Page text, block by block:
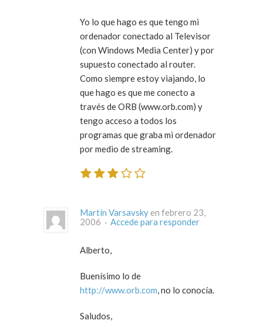
Yo lo que hago es que tengo mi
ordenador conectado al Televisor
(con Windows Media Center) y por
supuesto conectado al router.
Como siempre estoy viajando, lo
que hago es que me conecto a
través de ORB (www.orb.com) y
tengo acceso a todos los
programas que graba mi ordenador
por medio de streaming.
Martín Varsavsky en febrero 23,
2006 · Accede para responder
Alberto,
Buenísimo lo de
http://www.orb.com, no lo conocía.
Saludos,